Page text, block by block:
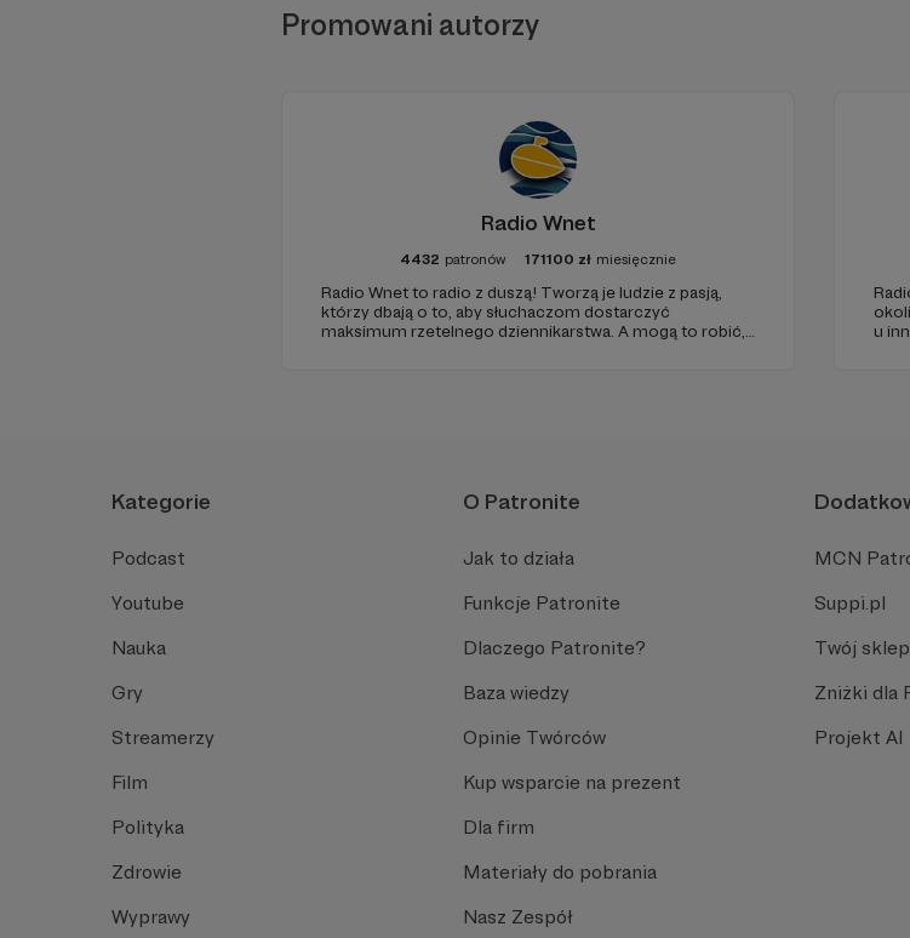
Promowani autorzy
Radio Wnet
4432 patronów 171100 zł miesięcznie
Radio Wnet to radio z duszą! Tworzą je ludzie z pasją,
którzy dbają o to, aby słuchaczom dostarczyć
maksimum rzetelnego dziennikarstwa. A mogą to robić,
u
Kategorie
Podcast
Youtube
Nauka
Gry
Streamerzy
Film
Polityka
Zdrowie
Wyprawy
O Patronite
Jak to działa
Funkcje Patronite
Dlaczego Patronite?
Baza wiedzy
Opinie Twórców
Kup wsparcie na prezent
Dla firm
Materiały do pobrania
Nasz Zespół
MCN
Suppi.pl
Twój
Zniżki dla
Projekt AI